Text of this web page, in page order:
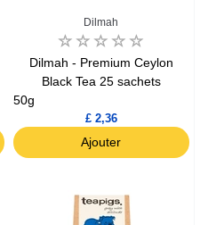
Dilmah
Dilmah - Premium Ceylon
Black Tea 25 sachets
50g
£ 2,36
Ajouter